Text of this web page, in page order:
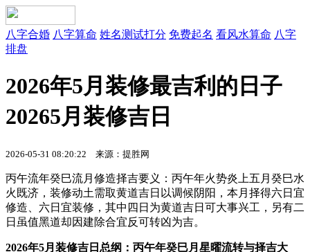
八字合婚 八字算命 姓名测试打分 免费起名 看风水算命 八字
排盘
2026年5月装修最吉利的日子
20265月装修吉日
2026-05-31 08:20:22 来源：提胜网
丙午流年癸巳流月修造择吉要义：丙午年火势炎上五月癸巳水
火既济，装修动土需取黄道吉日以调候阴阳，本月择得六日宜
修造、六日宜装修，其中四日为黄道吉日可大事兴工，另有二
日虽值黑道却因建除合宜反可转凶为吉。
2026年5月装修吉日总纲：丙午年癸巳月星曜流转与择吉大